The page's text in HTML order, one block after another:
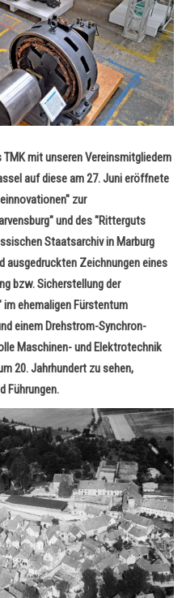
mit unseren Vereinsmitgliedern
auf diese am 27. Juni eröffnete
zur
und des "Ritterguts
Staatsarchiv in Marburg
ausgedruckten Zeichnungen eines
bzw. Sicherstellungder
im ehemaligen Fürstentum
einem Drehstrom-Synchron-
Maschinen- und Elektrotechnik
20. Jahrhundert zu sehen,
Führungen.